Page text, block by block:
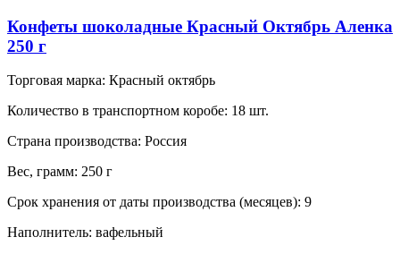
Конфеты шоколадные Красный Октябрь Аленка
250 г
Торговая марка: Красный октябрь
Количество в транспортном коробе: 18 шт.
Страна производства: Россия
Вес, грамм: 250 г
Срок хранения от даты производства (месяцев): 9
Наполнитель: вафельный